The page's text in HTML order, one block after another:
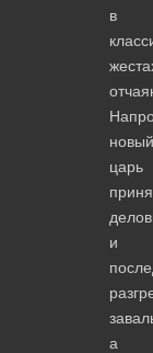
в
новый
царь
и
а